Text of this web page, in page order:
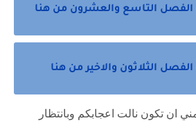
الفصل التاسع والعشرون من هنا
الثلاثون والاخير من هنا
ان تكون نالت اعجابكم وبانتظار